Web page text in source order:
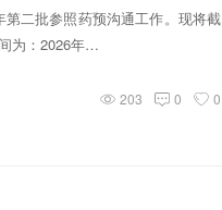
二批参照药预沟通工作。现将截
为：2026年…
203 0 0